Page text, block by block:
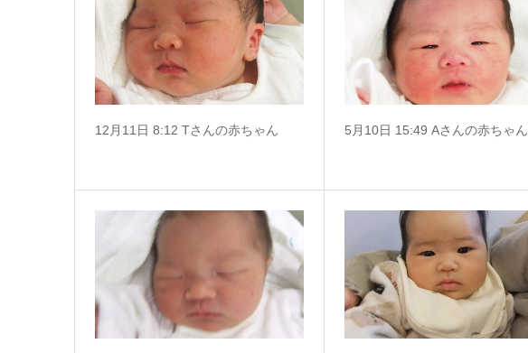
12月11日 8:12 Tさんの赤ちゃん 5月10日 15:49 Aさんの赤ちゃん